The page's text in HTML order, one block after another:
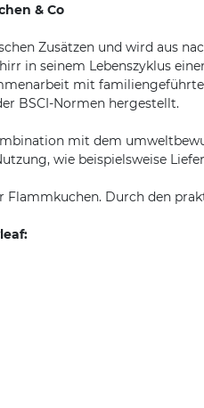
& Co
Zusätzen und wird aus
in seinem Lebenszyklus
mit
BSCI-Normen hergestellt.
mit dem
wie beispielsweise
Durch den